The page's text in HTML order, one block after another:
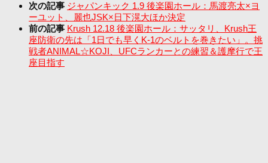
次の記事 ジャパンキック 1.9 後楽園ホール：馬渡亮太×ヨ
ーユット、麗也JSK×日下滉大ほか決定
前の記事 Krush 12.18 後楽園ホール：サッタリ、Krush王
座防衛の先は「1日でも早くK-1のベルトを巻きたい」。挑
戦者ANIMAL☆KOJI、UFCランカーとの練習＆護摩行で王
座目指す